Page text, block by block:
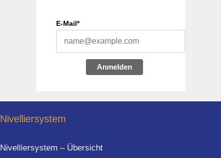
E-Mail*
Anmelden
Nivelliersystem
Nivelliersystem – Übersicht